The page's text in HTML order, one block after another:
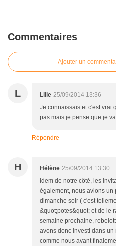
Commentaires
Ajouter un
L Lilie 25/09/2014 13:36
Je connaissais et c'est vrai
pas mais je pense que je
Répondre
H Hélène 25/09/2014 13:30
Idem de notre côté, les
également, nous avions un
dimanche soir ( c'est
&quot;potes&quot; et de le
semaine prochaine,
avons donc investi dans un
comme nous avant